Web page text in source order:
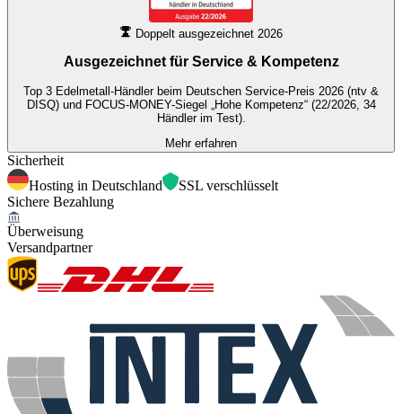
Doppelt ausgezeichnet 2026
Ausgezeichnet für Service & Kompetenz
Top 3 Edelmetall-Händler beim Deutschen Service-Preis 2026 (ntv &
DISQ) und FOCUS-MONEY-Siegel „Hohe Kompetenz“ (22/2026, 34
Händler im Test).
Mehr erfahren
Sicherheit
Hosting in Deutschland
SSL verschlüsselt
Sichere Bezahlung
Überweisung
Versandpartner